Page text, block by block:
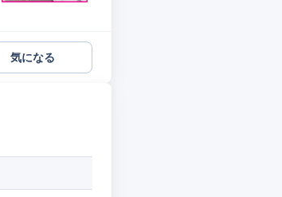
気になる